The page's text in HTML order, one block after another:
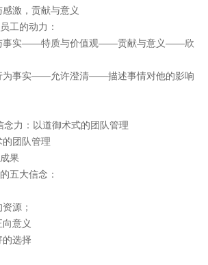
激，贡献与意义
工的动力：
事实——特质与价值观——贡献与意义——欣
为事实——允许澄清——描述事情对他的影响
念力：以道御术式的团队管理
团队管理
果
五大信念：
源；
意义
的选择